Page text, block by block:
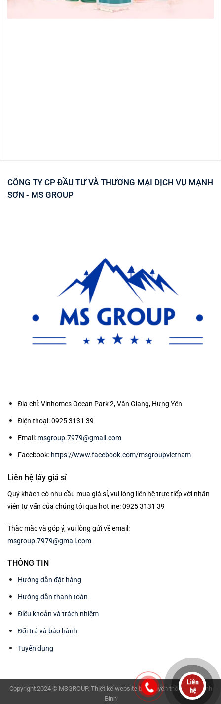
CÔNG TY CP ĐẦU TƯ VÀ THƯƠNG MẠI DỊCH VỤ MẠNH
SƠN - MS GROUP
Địa chỉ: Vinhomes Ocean Park 2, Văn Giang, Hưng Yên
Điện thoại: 0925 3131 39
Email: msgroup.7979@gmail.com
Facebook: https://www.facebook.com/msgroupvietnam
Liên hệ lấy giá sỉ
Quý khách có nhu cầu mua giá sỉ, vui lòng liên hệ trực tiếp với nhân
viên tư vấn của chúng tôi qua hotline: 0925 3131 39
Thắc mắc và góp ý, vui lòng gửi về email:
msgroup.7979@gmail.com
THÔNG TIN
Hướng dẫn đặt hàng
Hướng dẫn thanh toán
Điều khoản và trách nhiệm
Đổi trả và bảo hành
Tuyển dụng
Copyright 2024 © MSGROUP. Thiết kế website bởiTruyền thông BAV Ninh
Bình